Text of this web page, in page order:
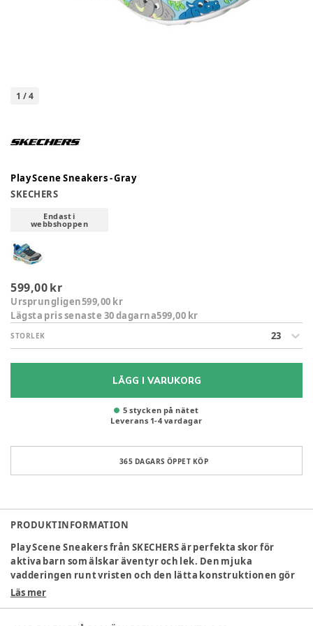
1 /4
Play Scene Sneakers - Gray
SKECHERS
Endast i
webbshoppen
599,00 kr
Ursprungligen599,00 kr
Lägsta pris senaste 30 dagarna599,00 kr
STORLEK 23
LÄGG I VARUKORG
5 stycken på nätet
Leverans 1-4 vardagar
365 DAGARS ÖPPET KÖP
PRODUKTINFORMATION
Play Scene Sneakers från SKECHERS är perfekta skor för
aktiva barn som älskar äventyr och lek. Den mjuka
vadderingen runt vristen och den lätta konstruktionen gör
skon bekväm att ha på sig, även under långa lekstunder eller
Läs mer